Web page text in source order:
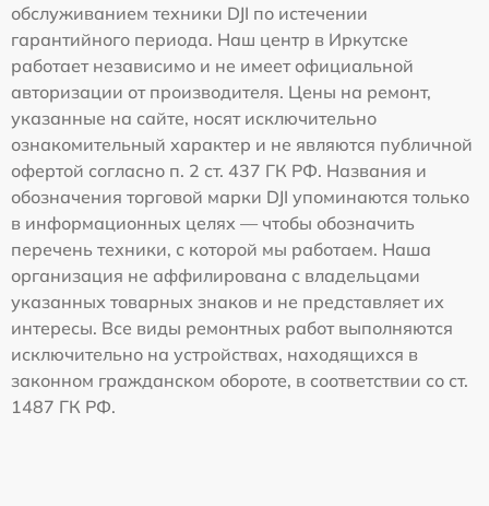
обслуживанием техники DJI по истечении
гарантийного периода. Наш центр в Иркутске
работает независимо и не имеет официальной
авторизации от производителя. Цены на ремонт,
указанные на сайте, носят исключительно
ознакомительный характер и не являются публичной
офертой согласно п. 2 ст. 437 ГК РФ. Названия и
обозначения торговой марки DJI упоминаются только
в информационных целях — чтобы обозначить
перечень техники, с которой мы работаем. Наша
организация не аффилирована с владельцами
указанных товарных знаков и не представляет их
интересы. Все виды ремонтных работ выполняются
исключительно на устройствах, находящихся в
законном гражданском обороте, в соответствии со ст.
1487 ГК РФ.